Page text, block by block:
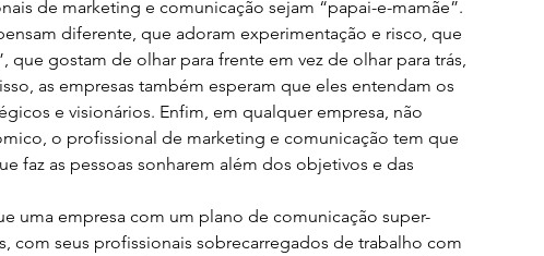
de marketing e comunicação sejam “papai-e-mamãe”.
diferente, que adoram experimentação e risco, que
que gostam de olhar para frente em vez de olhar para trás,
as empresas também esperam que eles entendam os
e visionários. Enfim, em qualquer empresa, não
o profissional de marketing e comunicação tem que
faz as pessoas sonharem além dos objetivos e das
uma empresa com um plano de comunicação super-
com seus profissionais sobrecarregados de trabalho com